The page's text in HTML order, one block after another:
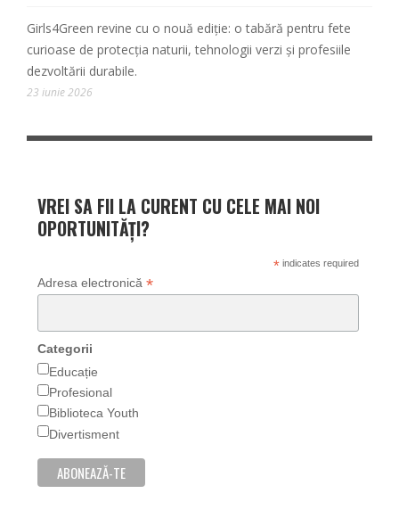
Girls4Green revine cu o nouă ediție: o tabără pentru fete
curioase de protecția naturii, tehnologii verzi și profesiile
dezvoltării durabile.
23 iunie 2026
VREI SA FII LA CURENT CU CELE MAI NOI
OPORTUNITĂȚI?
*indicates required
Adresa electronică *
Categorii
Educație
Profesional
Biblioteca Youth
Divertisment